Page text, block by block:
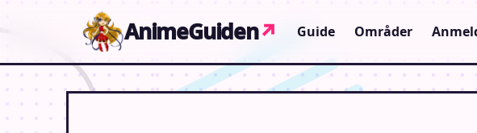
AnimeGuiden↗ Guide Områder